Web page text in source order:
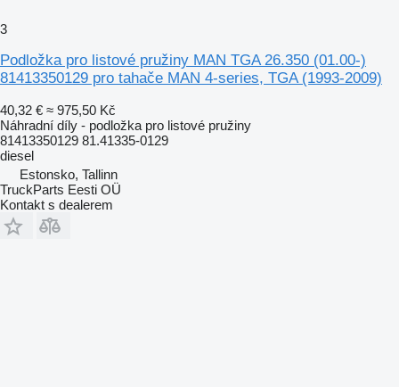
3
Podložka pro listové pružiny MAN TGA 26.350 (01.00-)
81413350129 pro tahače MAN 4-series, TGA (1993-2009)
40,32 € ≈ 975,50 Kč
Náhradní díly - podložka pro listové pružiny
81413350129 81.41335-0129
diesel
Estonsko, Tallinn
TruckParts Eesti OÜ
Kontakt s dealerem